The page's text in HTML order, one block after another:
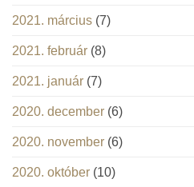
2021. március (7)
2021. február (8)
2021. január (7)
2020. december (6)
2020. november (6)
2020. október (10)